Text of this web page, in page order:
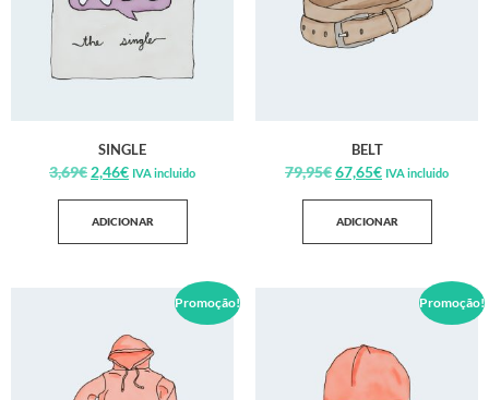
SINGLE
3,69€ 2,46€ IVA incluido
ADICIONAR
BELT
79,95€67,65€ IVA incluido
ADICIONAR
Promoção! Promoção!